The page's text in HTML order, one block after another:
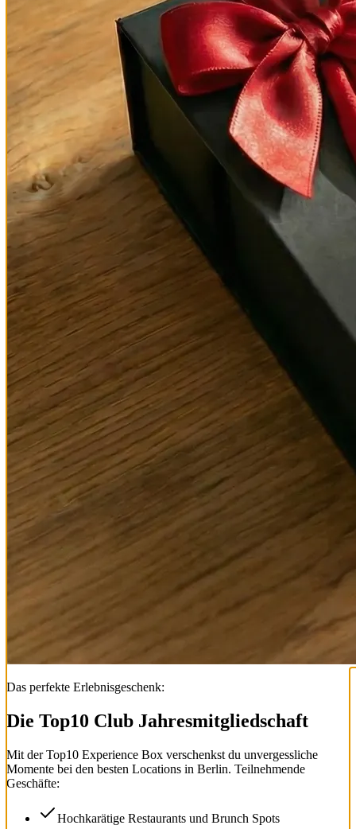
Das perfekte Erlebnisgeschenk:
Die Top10 Club Jahresmitgliedschaft
Mit derTop10 Experience Box verschenkst du unvergessliche
Momente bei den besten Locations in Berlin. Teilnehmende
Geschäfte:
Hochkarätige Restaurants und Brunch Spots